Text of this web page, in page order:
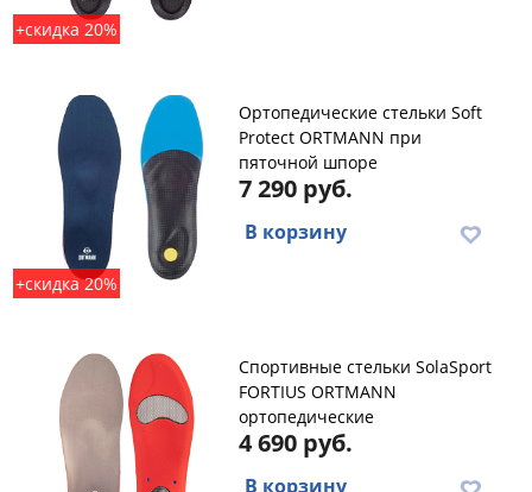
+скидка 20%
+скидка 20%
Ортопедические стельки Soft
Protect ORTMANN при
пяточной шпоре
7 290 руб.
В корзину
Спортивные стельки SolaSport
FORTIUS ORTMANN
ортопедические
4 690 руб.
В корзину